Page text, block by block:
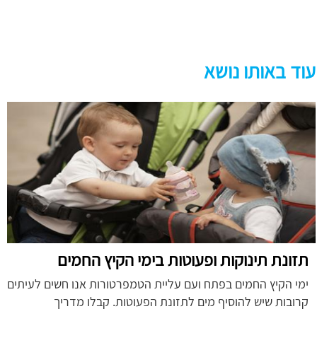
עוד באותו נושא
תזונת תינוקות ופעוטות בימי הקיץ החמים
ימי הקיץ החמים בפתח ועם עליית הטמפרטורות אנו חשים לעיתים
קרובות שיש להוסיף מים לתזונת הפעוטות. קבלו מדריך